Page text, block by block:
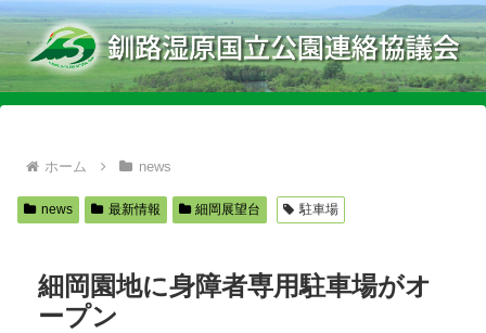
ホーム news
news 最新情報 細岡展望台 駐車場
細岡園地に身障者専用駐車場がオ
ープン